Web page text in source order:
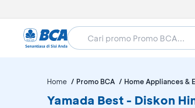
Home Promo BCA Home Appliances &
Yamada Best - Diskon